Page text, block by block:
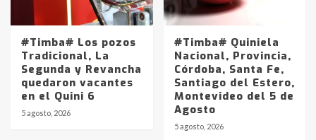
#Timba# Los pozos
Tradicional, La
Segunda y Revancha
quedaron vacantes
en el Quini 6
5 agosto, 2026
#Timba# Quiniela
Nacional, Provincia,
Córdoba, Santa Fe,
Santiago del Estero,
Montevideo del 5 de
Agosto
5 agosto, 2026
Identidad de los adolescentes
pampeanos que fueron